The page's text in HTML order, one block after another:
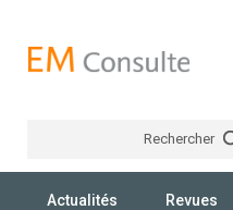
Rechercher
Actualités Revues